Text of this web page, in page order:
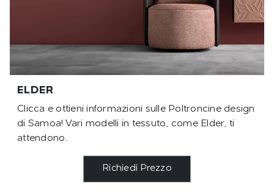
ELDER
Clicca e ottieni informazioni sulle Poltroncine design
di Samoa! Vari modelli in tessuto, come Elder, ti
attendono.
Richiedi Prezzo